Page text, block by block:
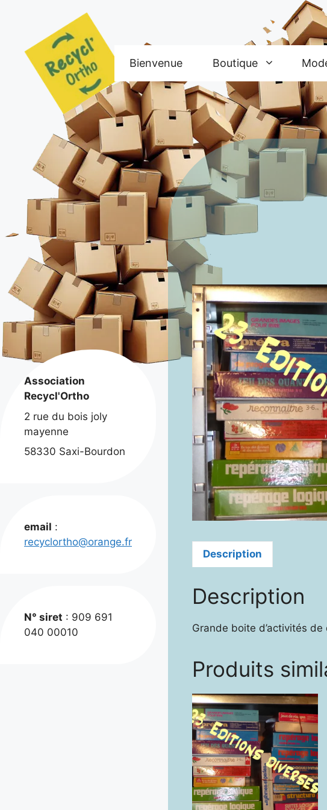
Bienvenue Boutique
Description
Description
Grande boite d’activités
Produits
Association
Recycl'Ortho
2 rue du bois joly
mayenne
58330 Saxi-Bourdon
email :
recyclortho@orange.fr
N° siret : 909 691
040 00010